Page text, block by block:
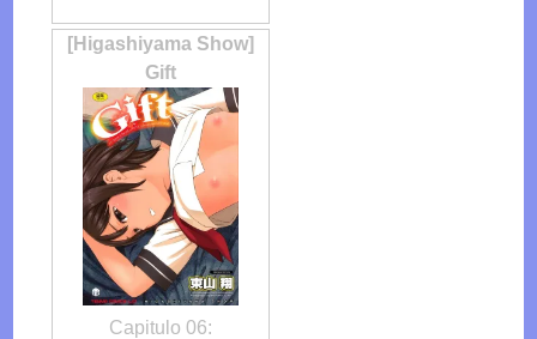
[Higashiyama Show]
Gift
Capitulo 06: